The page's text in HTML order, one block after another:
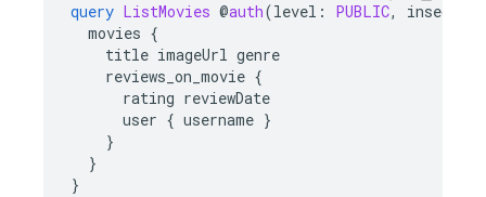
query ListMovies @auth(level : PUBLIC,
movies {
title imageUrl genre
reviews_on_movie {
rating reviewDate
user { username }
}
}
}